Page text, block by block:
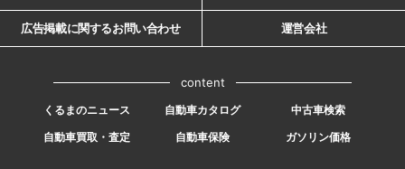
広告掲載に関するお問い合わせ 運営会社
content
くるまのニュース 自動車カタログ
中古車検索
自動車買取・査定
自動車保険 ガソリン価格